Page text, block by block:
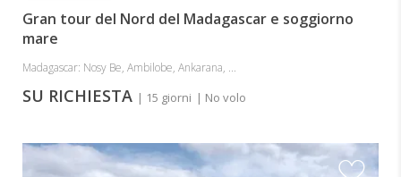
Gran tour del Nord del Madagascar e soggiorno
mare
Madagascar: Nosy Be, Ambilobe, Ankarana, ...
SU RICHIESTA | 15 giorni | No volo